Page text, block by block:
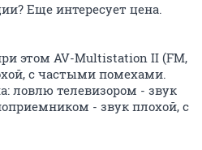
Еще интересует цена.
этом AV-Multistation II (FM,
с частыми помехами.
ловлю телевизором - звук
- звук плохой, с